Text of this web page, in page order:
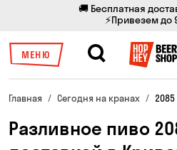
🚚 Бесплатная
⚡Привезем до
МЕНЮ
Главная Сегодня на кранах 2085
Разливное пиво